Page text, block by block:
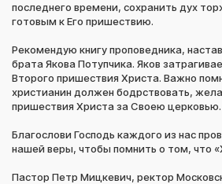
последнего времени, сохранить дух
готовым к Его пришествию.
Рекомендую книгу проповедника,
брата Якова Потупчика. Яков
Второго пришествия Христа. Важно
христианин должен бодрствовать,
пришествия Христа за Своею церковью.
Благослови Господь каждого из нас
нашей веры, чтобы помнить о том, что
Пастор Петр Мицкевич, ректор